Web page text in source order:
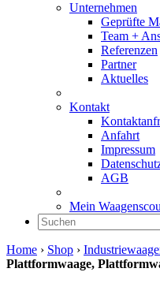
Unternehmen
Geprüfte
Team +
Referenzen
Partner
Aktuelles
Kontakt
Anfahrt
Impressum
AGB
Mein
Home › Shop ›
Plattformwaage,